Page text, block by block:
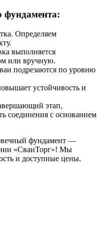
фундамента:
Определяем
выполняется
или вручную.
подрезаются по уровню
устойчивость и
этап,
соединения с основанием
фундамент —
«СваиТорг»! Мы
и доступные цены.